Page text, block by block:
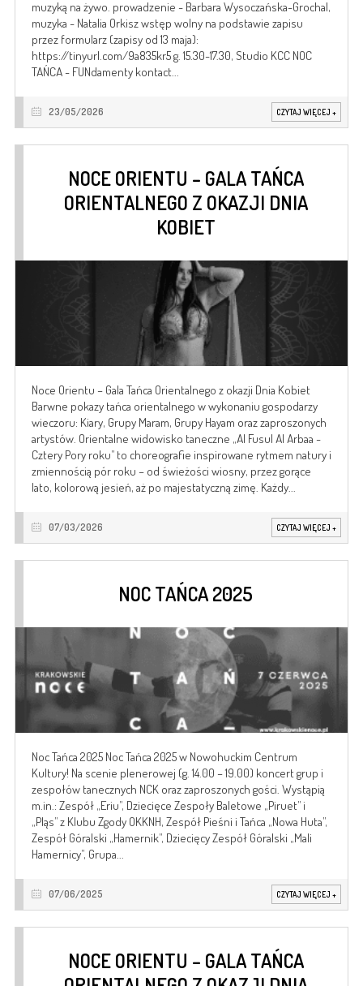
muzyką na żywo. prowadzenie - Barbara Wysoczańska-Grochal,
muzyka - Natalia Orkisz wstęp wolny na podstawie zapisu
przez formularz (zapisy od 13 maja):
https://tinyurl.com/9a835kr5 g. 15.30-17.30, Studio KCC NOC
TAŃCA - FUNdamenty kontact...
23/05/2026 CZYTAJ WIĘCEJ +
NOCE ORIENTU – GALA TAŃCA
ORIENTALNEGO Z OKAZJI DNIA
KOBIET
Noce Orientu – Gala Tańca Orientalnego z okazji Dnia Kobiet
Barwne pokazy tańca orientalnego w wykonaniu gospodarzy
wieczoru: Kiary, Grupy Maram, Grupy Hayam oraz zaproszonych
artystów. Orientalne widowisko taneczne „Al Fusul Al Arbaa -
Cztery Pory roku” to choreografie inspirowane rytmem natury i
zmiennością pór roku – od świeżości wiosny, przez gorące
lato, kolorową jesień, aż po majestatyczną zimę. Każdy...
07/03/2026 CZYTAJ WIĘCEJ +
NOC TAŃCA 2025
Noc Tańca 2025 Noc Tańca 2025 w Nowohuckim Centrum
Kultury! Na scenie plenerowej (g. 14.00 – 19.00) koncert grup i
zespołów tanecznych NCK oraz zaproszonych gości. Wystąpią
m.in.: Zespół „Eriu”, Dziecięce Zespoły Baletowe „Piruet” i
„Pląs” z Klubu Zgody OKKNH, Zespół Pieśni i Tańca „Nowa Huta”,
Zespół Góralski „Hamernik”, Dziecięcy Zespół Góralski „Mali
Hamernicy”, Grupa...
07/06/2025 CZYTAJ WIĘCEJ +
NOCE ORIENTU – GALA TAŃCA